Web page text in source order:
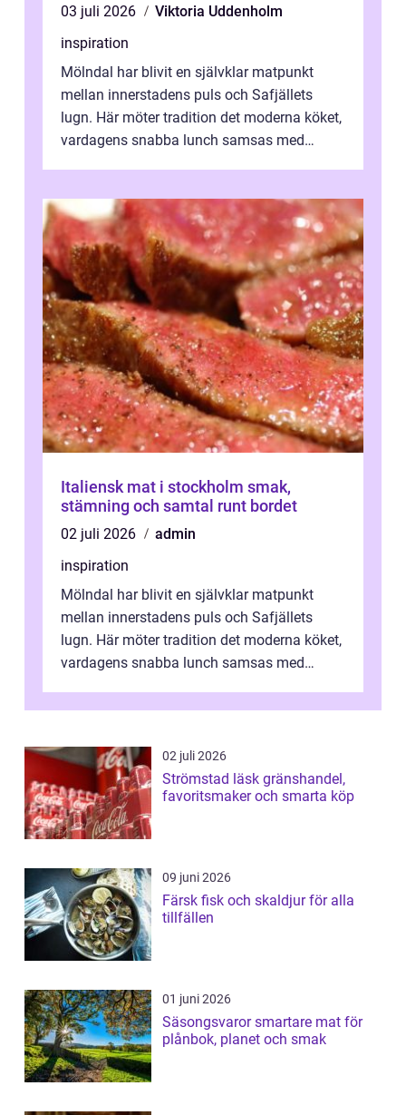
03 juli 2026
Viktoria Uddenholm
inspiration
Mölndal har blivit en självklar matpunkt
mellan innerstadens puls och Safjällets
lugn. Här möter tradition det moderna köket,
vardagens snabba lunch samsas med
Italiensk mat i stockholm smak,
stämning och samtal runt bordet
02 juli 2026
admin
inspiration
Mölndal har blivit en självklar matpunkt
mellan innerstadens puls och Safjällets
lugn. Här möter tradition det moderna köket,
vardagens snabba lunch samsas med
02 juli 2026
Strömstad läsk gränshandel,
favoritsmaker och smarta köp
09 juni 2026
Färsk fisk och skaldjur för alla
tillfällen
01 juni 2026
Säsongsvaror smartare mat för
plånbok, planet och smak